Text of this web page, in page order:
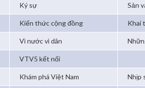
Ký sự Sản
Kiến thức cộng đồng Khai
Vì nước vì dân
VTV5 kết nối
Khám phá Việt Nam Nhịp